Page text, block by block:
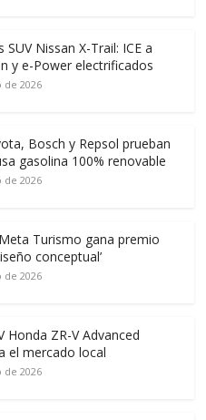
SUV Nissan X-Trail: ICE a
y e-Power electrificados
de 2026
Bosch y Repsol prueban
gasolina 100% renovable
de 2026
Turismo gana premio
conceptual’
de 2026
Honda ZR-V Advanced
el mercado local
de 2026